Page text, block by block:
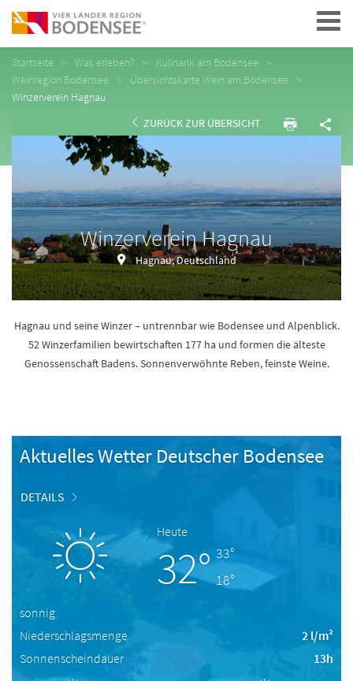
Navigation
Startseite Was erleben?
Kulinarik am Bodensee
Weinregion Bodensee
Übersichtskarte Wein am Bodensee
Winzerverein Hagnau
ZURÜCK ZUR ÜBERSICHT
Winzerverein Hagnau
Hagnau, Deutschland
Hagnau und seine Winzer – untrennbar wie Bodensee und Alpenblick.
52 Winzerfamilien bewirtschaften 177 ha und formen die älteste
Genossenschaft Badens. Sonnenverwöhnte Reben, feinste Weine.
Aktuelles Wetter Deutscher Bodensee
DETAILS
Heute
32° 33°
18°
sonnig
Niederschlagsmenge
2 l/m²
Sonnenscheindauer
13h